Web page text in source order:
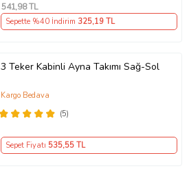
541,98 TL
Sepette %40 İndirim 325,19 TL
3 Teker Kabinli Ayna Takımı Sağ-Sol
(5)
Kargo Bedava
Sepet Fiyatı 535,55 TL